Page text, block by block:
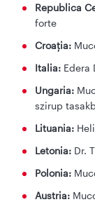
Republica
forte
Croația:
Italia: Edera
Ungaria:
szirup
Lituania:
Letonia: Dr.
Polonia:
Austria: